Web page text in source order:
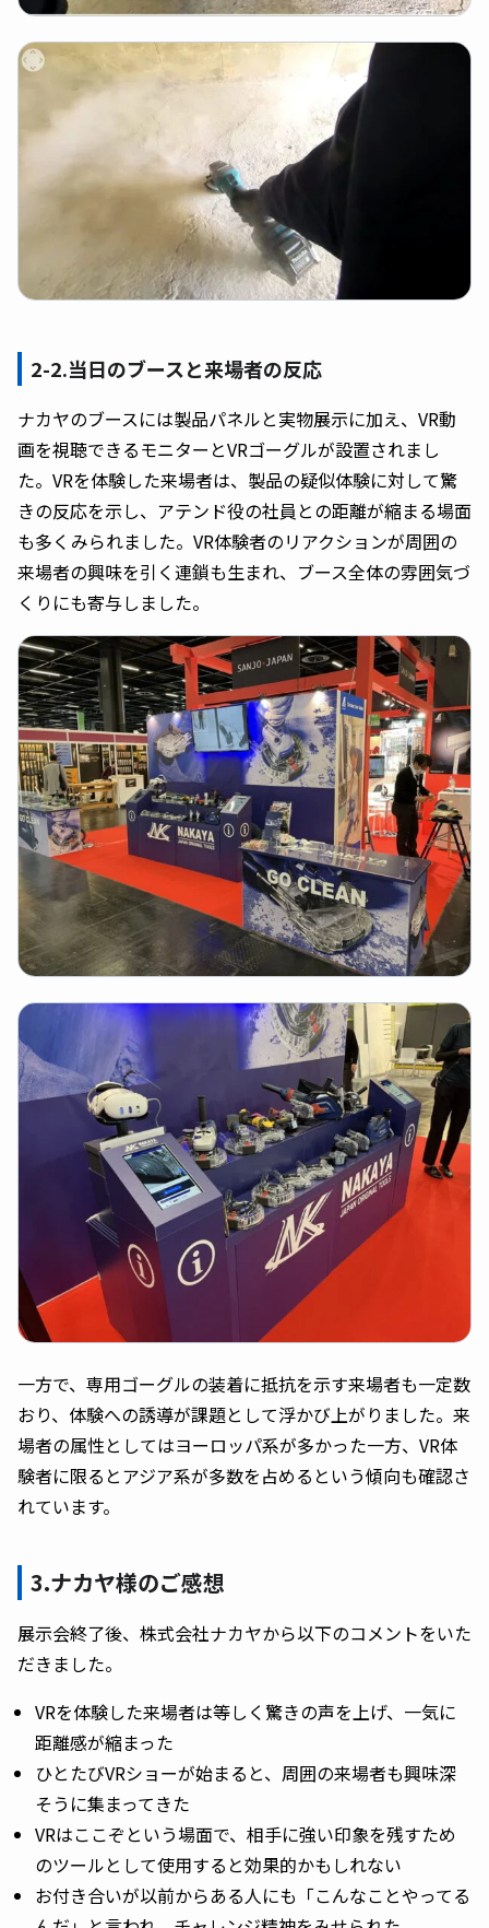
2-2.当日のブースと来場者の反応
ナカヤのブースには製品パネルと実物展示に加え、VR動
画を視聴できるモニターとVRゴーグルが設置されまし
た。VRを体験した来場者は、製品の疑似体験に対して驚
きの反応を示し、アテンド役の社員との距離が縮まる場面
も多くみられました。VR体験者のリアクションが周囲の
来場者の興味を引く連鎖も生まれ、ブース全体の雰囲気づ
くりにも寄与しました。
一方で、専用ゴーグルの装着に抵抗を示す来場者も一定数
おり、体験への誘導が課題として浮かび上がりました。来
場者の属性としてはヨーロッパ系が多かった一方、VR体
験者に限るとアジア系が多数を占めるという傾向も確認さ
れています。
3.ナカヤ様のご感想
展示会終了後、株式会社ナカヤから以下のコメントをいた
だきました。
VRを体験した来場者は等しく驚きの声を上げ、一気に
距離感が縮まった
ひとたびVRショーが始まると、周囲の来場者も興味深
そうに集まってきた
VRはここぞという場面で、相手に強い印象を残すため
のツールとして使用すると効果的かもしれない
お付き合いが以前からある人にも「こんなことやってる